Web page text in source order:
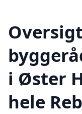
i Øster
hele